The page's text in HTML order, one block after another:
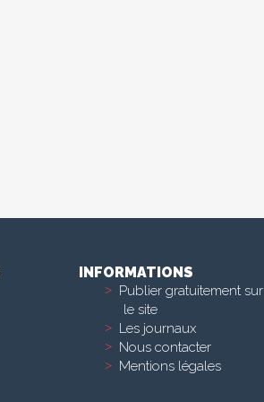
INFORMATIONS
Publier gratuitement sur
le site
Les journaux
Nous contacter
Mentions légales